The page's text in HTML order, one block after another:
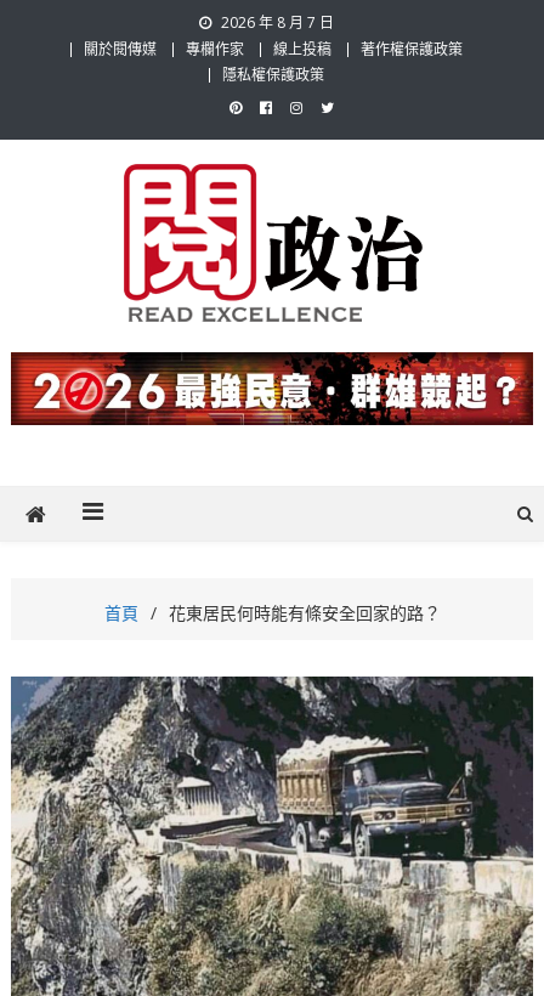
2026 年 8 月 7 日
關於閱傳媒
專欄作家 線上投稿
著作權保護政策
隱私權保護政策
閱政治 Read Gov News
題，也要專業評論，閱政治與多元的政治評論家與專欄作家邀稿合作，
讓讀者有最多元和專業的選擇。
首頁 花東居民何時能有條安全回家的路？